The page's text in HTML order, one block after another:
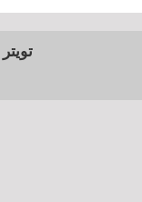
تويتر